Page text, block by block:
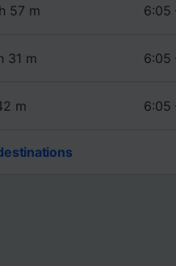
57 m 6:05
31 m 6:05
m 6:05